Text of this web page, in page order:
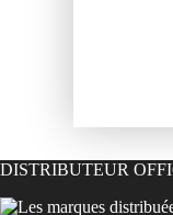
DISTRIBUTEUR